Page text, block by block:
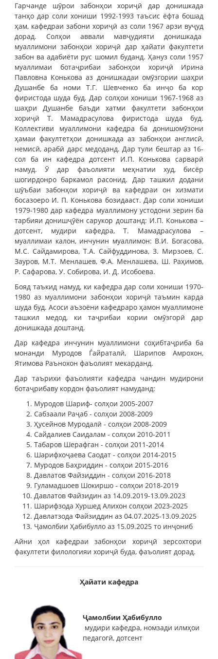
Гарчанде шӯрои забонҳои хориҷӣ дар донишкада
танҳо дар соли хониши 1992-1993 таъсис ёфта бошад
ҳам, кафедраи забони хориҷӣ аз соли 1967 арзи вуҷуд
дорад. Солҳои аввали мавҷудияти донишкада
муаллимони забонҳои хориҷӣ дар ҳайати факултети
забон ва адабиёти рус шомил буданд. Ҳануз соли 1957
муаллимаи ботаҷрибаи забонҳои хориҷӣ Ирина
Павловна Конькова аз донишкадаи омӯзгории шаҳри
Душанбе ба номи Т.Г. Шевченко ба инҷо ба кор
фиристода шуда буд. Дар солҳои хониши 1967-1968 аз
шаҳри Душанбе баъди хатми факултети забонҳои
хориҷӣ Т. Мамадрасулова фиристода шуда буд.
Коллективи муаллимони кафедра ба донишомӯзони
ҳамаи факултетҳои донишкада аз забонҳои англисӣ,
немисӣ, арабӣ дарс медоданд. Дар тули бештар аз 16-
сол ба ин кафедра дотсент И.П. Конькова сарварӣ
намуд. Ӯ дар фаъолияти меҳнатии худ, бисёр
шогирдонро баркамол расонид. Дар ташкил додани
шӯъбаи забонҳои хориҷӣ ва кафедраи он хизмати
босазоеро И. П. Конькова бозидааст. Дар соли хониши
1979-1980 дар кафедра муаллимону устодони зерин ба
тарбияи донишҷӯён сарукор доштанд: И.П. Конькова –
дотсент, мудири кафедра, Т. Мамадрасулова –
муаллимаи калон, инчунин муаллимон: В.И. Богасова,
М.С. Сайдамирова, Т.А. Сайфуддинова, З. Мирзоев, С.
Зауров, М.Т. Менлашев, Ф.А. Менлашева, Ш. Раҳимов,
Р. Сафарова, У. Собирова, И. Д. Исобоева.
Бояд таъкид намуд, ки кафедра дар соли хониши 1970-
1980 аз муаллимони забонҳои хориҷӣ таъмин карда
шуда буд. Асоси аъзоёни кафедраро ҳамон муаллимоне
ташкил медод, ки таҷрибаи кории омӯзгорӣ дар
донишкада доштанд.
Дар кафедра инчунин муаллимони соҳибтаҷриба ба
монанди Муродов Ѓайраталӣ, Шарипов Амрохон,
Ятимова Раънохон фаъолият мекарданд.
Дар таърихи фаъолияти кафедра чандин мудирони
ботаҷрибаву кордон фаъолият намуданд:
Муродов Шариф- солҳои 2005-2007
Сабзаали Раҷаб - солҳои 2008-2009
Ҳусейнов Муродалӣ - солҳои 2008-2009
Сайдалиев Саидалам - солҳои 2010-2011
Табаров Шерафган - солҳои 2011-2014
Шарифхоҷаева Саодат - солҳои 2014-2015
Муродов Баҳриддин - солҳои 2015-2016
Давлатов Файзиддин - солҳои 2016-2018
Гуламадшоев Шокиршо - солҳои 2018-2019
Давлатов Файзидин аз 14.09.2019-13.09.2023
Шарифзода Хуршед Алихон солҳои 2023-2025
Давлатзода Файзиддин аз 04.07.2025-13.09.2025
Ҷамолбии Ҳабибулло аз 15.09.2025 то инҷониб
Айни ҳол кафедраи забонҳои хориҷӣ зерсохтори
факултети филологияи хориҷӣ буда, фаъолият дорад.
Ҳайати кафедра
Ҷамолбии Ҳабибулло
мудири кафедра, номзади илмҳои
педагогӣ, дотсент